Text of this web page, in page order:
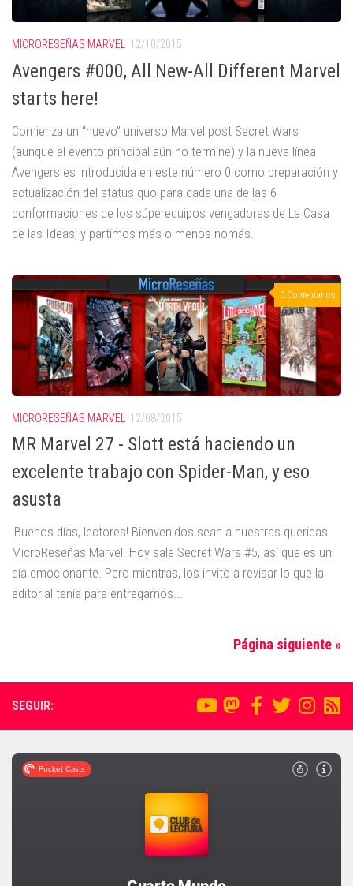
MICRORESEÑAS MARVEL 12/10/2015
Avengers #000, All New-All Different Marvel
starts here!
Comienza un “nuevo” universo Marvel post Secret Wars
(aunque el evento principal aún no termine) y la nueva línea
Avengers es introducida en este número 0 como preparación y
actualización del status quo para cada una de las 6
conformaciones de los súperequipos vengadores de La Casa
de las Ideas; y partimos más o menos nomás.
0 Comentarios
MICRORESEÑAS MARVEL 12/08/2015
MR Marvel 27 - Slott está haciendo un
excelente trabajo con Spider-Man, y eso
asusta
¡Buenos días, lectores! Bienvenidos sean a nuestras queridas
MicroReseñas Marvel. Hoy sale Secret Wars #5, así que es un
día emocionante. Pero mientras, los invito a revisar lo que la
editorial tenía para entregarnos...
Página siguiente »
SEGUIR: